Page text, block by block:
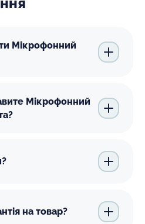
Мікрофонний
Мікрофонний
на товар?